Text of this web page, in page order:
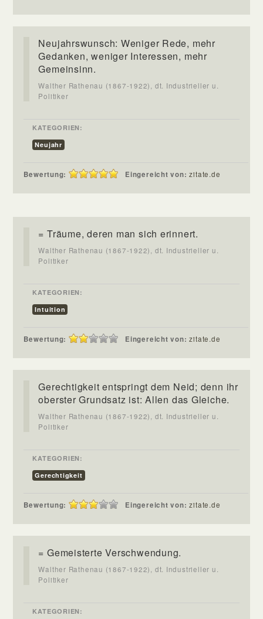
Neujahrswunsch: Weniger Rede, mehr
Gedanken, weniger Interessen, mehr
Gemeinsinn.
Walther Rathenau (1867-1922), dt. Industrieller u.
Politiker
KATEGORIEN:
Neujahr
Bewertung: Eingereicht von:zitate.de
= Träume, deren man sich erinnert.
Walther Rathenau (1867-1922), dt. Industrieller u.
Politiker
KATEGORIEN:
Intuition
Bewertung: Eingereicht von:zitate.de
Gerechtigkeit entspringt dem Neid; denn ihr
oberster Grundsatz ist: Allen das Gleiche.
Walther Rathenau (1867-1922), dt. Industrieller u.
Politiker
KATEGORIEN:
Gerechtigkeit
Bewertung: Eingereicht von:zitate.de
= Gemeisterte Verschwendung.
Walther Rathenau (1867-1922), dt. Industrieller u.
Politiker
KATEGORIEN: